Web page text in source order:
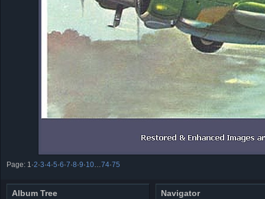
Page: 1 ·2·3·4·5·6·7·8·9·10 74·75
Album Tree Navigator